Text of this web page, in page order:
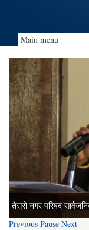
तेस्रो नगर परिषद्
तेस्रो सार्वजनिक सुनुवाई
Previous Pause Next